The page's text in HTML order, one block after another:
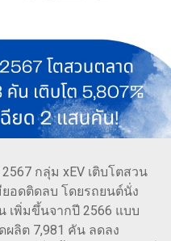
กลุ่ม xEV เติบโตสวน
อดติดลบ โดยรถยนต์นั่ง
เพิ่มขึ้นจากปี 2566 แบบ
ผลิต 7,981 คัน ลดลง